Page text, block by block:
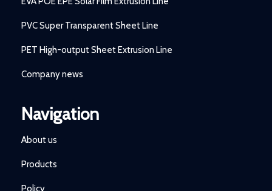
PVC Super Transparent Sheet Line
PET High-output Sheet Extrusion Line
Company news
Navigation
About us
Products
Policy